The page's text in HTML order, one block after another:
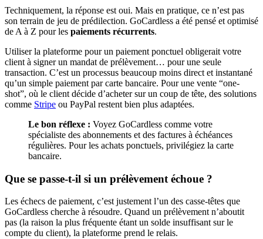
Techniquement, la réponse est oui. Mais en pratique, ce n’est pas
son terrain de jeu de prédilection. GoCardless a été pensé et optimisé
de A à Z pour les paiements récurrents.
Utiliser la plateforme pour un paiement ponctuel obligerait votre
client à signer un mandat de prélèvement… pour une seule
transaction. C’est un processus beaucoup moins direct et instantané
qu’un simple paiement par carte bancaire. Pour une vente “one-
shot”, où le client décide d’acheter sur un coup de tête, des solutions
comme Stripe ou PayPal restent bien plus adaptées.
Le bon réflexe : Voyez GoCardless comme votre
spécialiste des abonnements et des factures à échéances
régulières. Pour les achats ponctuels, privilégiez la carte
bancaire.
Que se passe-t-il si un prélèvement échoue ?
Les échecs de paiement, c’est justement l’un des casse-têtes que
GoCardless cherche à résoudre. Quand un prélèvement n’aboutit
pas (la raison la plus fréquente étant un solde insuffisant sur le
compte du client), la plateforme prend le relais.